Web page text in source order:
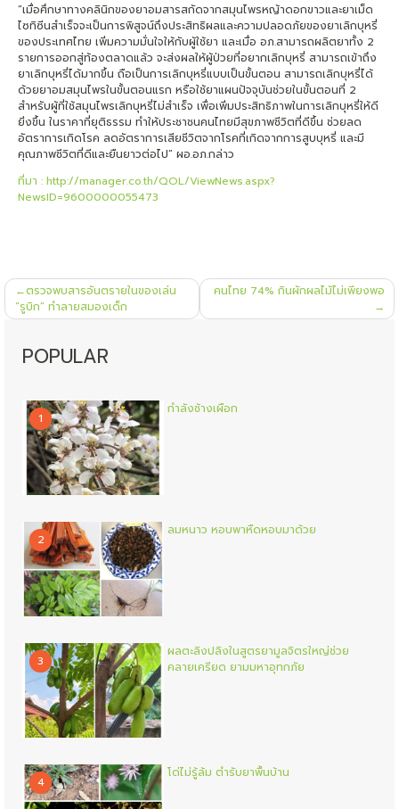
“เมื่อศึกษาทางคลินิกของยาอมสารสกัดจากสมุนไพรหญ้าดอกขาวและยาเม็ด
ไซทิซีนสำเร็จจะเป็นการพิสูจน์ถึงประสิทธิผลและความปลอดภัยของยาเลิกบุหรี่
ของประเทศไทย เพิ่มความมั่นใจให้กับผู้ใช้ยา และเมื่อ อภ.สามารถผลิตยาทั้ง 2
รายการออกสู่ท้องตลาดแล้ว จะส่งผลให้ผู้ป่วยที่อยากเลิกบุหรี่ สามารถเข้าถึง
ยาเลิกบุหรี่ได้มากขึ้น ถือเป็นการเลิกบุหรี่แบบเป็นขั้นตอน สามารถเลิกบุหรี่ได้
ด้วยยาอมสมุนไพรในขั้นตอนแรก หรือใช้ยาแผนปัจจุบันช่วยในขั้นตอนที่ 2
สำหรับผู้ที่ใช้สมุนไพรเลิกบุหรี่ไม่สำเร็จ เพื่อเพิ่มประสิทธิภาพในการเลิกบุหรี่ให้ดี
ยิ่งขึ้น ในราคาที่ยุติธรรม ทำให้ประชาชนคนไทยมีสุขภาพชีวิตที่ดีขึ้น ช่วยลด
อัตราการเกิดโรค ลดอัตราการเสียชีวิตจากโรคที่เกิดจากการสูบบุหรี่ และมี
คุณภาพชีวิตที่ดีและยืนยาวต่อไป” ผอ.อภ.กล่าว
ที่มา : http://manager.co.th/QOL/ViewNews.aspx?
NewsID=9600000055473
แนะแนว
เรื่อง
ตรวจพบสารอันตรายในของเล่น
“รูบิก” ทำลายสมองเด็ก
คนไทย 74% กินผักผลไม้ไม่เพียงพอ
POPULAR
1
กำลังช้างเผือก
2
ลมหนาว หอบพาหืดหอบมาด้วย
3
ผลตะลิงปลิงในสูตรยามูลจิตรใหญ่ช่วย
คลายเครียด ยามมหาอุทกภัย
4
โด่ไม่รู้ล้ม ตำรับยาพื้นบ้าน